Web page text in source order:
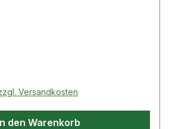
Versandkosten
den Warenkorb